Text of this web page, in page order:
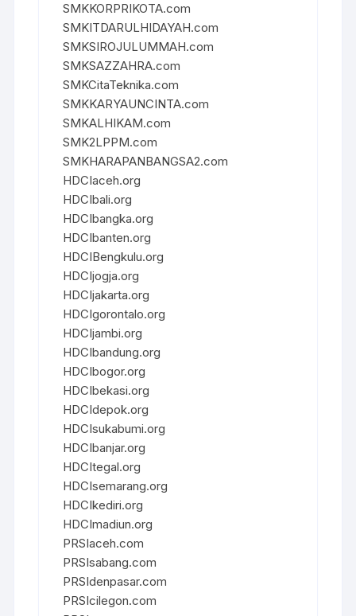
SMKKORPRIKOTA.com
SMKITDARULHIDAYAH.com
SMKSIROJULUMMAH.com
SMKSAZZAHRA.com
SMKCitaTeknika.com
SMKKARYAUNCINTA.com
SMKALHIKAM.com
SMK2LPPM.com
SMKHARAPANBANGSA2.com
HDCIaceh.org
HDCIbali.org
HDCIbangka.org
HDCIbanten.org
HDCIBengkulu.org
HDCIjogja.org
HDCIjakarta.org
HDCIgorontalo.org
HDCIjambi.org
HDCIbandung.org
HDCIbogor.org
HDCIbekasi.org
HDCIdepok.org
HDCIsukabumi.org
HDCIbanjar.org
HDCItegal.org
HDCIsemarang.org
HDCIkediri.org
HDCImadiun.org
PRSIaceh.com
PRSIsabang.com
PRSIdenpasar.com
PRSIcilegon.com